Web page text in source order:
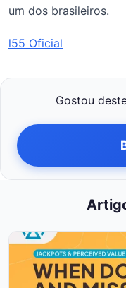
um dos brasileiros.
l55 Oficial
Gostou